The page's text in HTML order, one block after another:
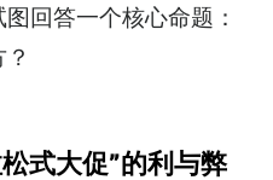
回答一个核心命题：
式大促”的利与弊